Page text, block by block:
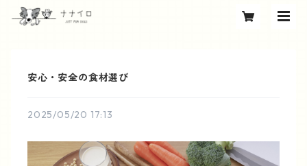
安心・安全の食材選び
2025/05/20 17:13